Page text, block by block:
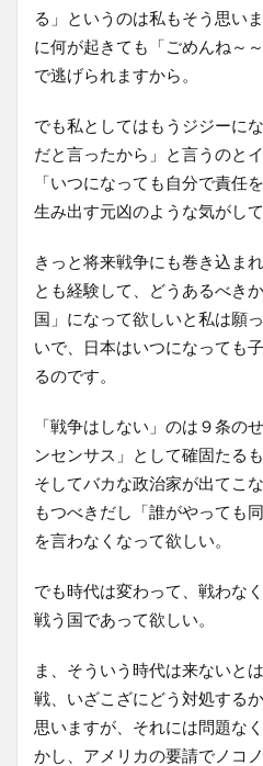
る」というのは私もそう思い
に何が起きても「ごめんね～
で逃げられますから。
でも私としてはもうジジーに
だと言ったから」と言うのと
「いつになっても自分で責任
生み出す元凶のような気がして
きっと将来戦争にも巻き込ま
とも経験して、どうあるべき
国」になって欲しいと私は願
いで、日本はいつになっても
るのです。
「戦争はしない」のは９条の
ンセンサス」として確固たる
そしてバカな政治家が出てこ
もつべきだし「誰がやっても
を言わなくなって欲しい。
でも時代は変わって、戦わな
戦う国であって欲しい。
ま、そういう時代は来ないと
戦、いざこざにどう対処する
思いますが、それには問題な
かし、アメリカの要請でノコ